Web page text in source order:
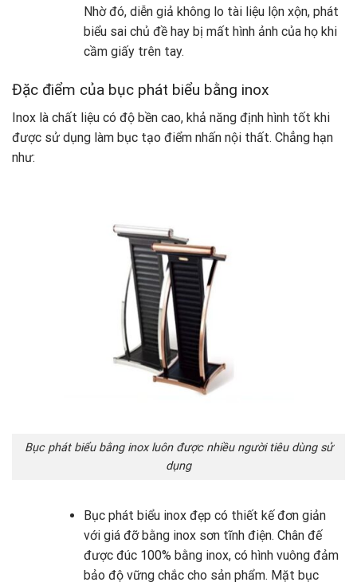
Nhờ đó, diễn giả không lo tài liệu lộn xộn, phát
biểu sai chủ đề hay bị mất hình ảnh của họ khi
cầm giấy trên tay.
Đặc điểm của bục phát biểu bằng inox
Inox là chất liệu có độ bền cao, khả năng định hình tốt khi
được sử dụng làm bục tạo điểm nhấn nội thất. Chẳng hạn
như:
Bục phát biểu bằng inox luôn được nhiều người tiêu dùng sử
dụng
Bục phát biểu inox đẹp có thiết kế đơn giản
với giá đỡ bằng inox sơn tĩnh điện. Chân đế
được đúc 100% bằng inox, có hình vuông đảm
bảo độ vững chắc cho sản phẩm. Mặt bục